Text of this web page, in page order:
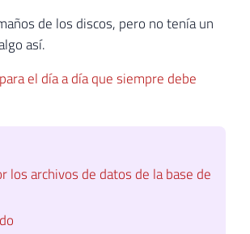
de los discos, pero no tenía un
así.
el día a día que siempre debe
archivos de datos de la base de